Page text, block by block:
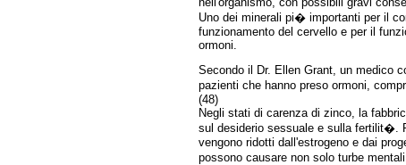
Uno dei minerali pi� importanti per il
funzionamento del cervello e per il
ormoni.
Secondo il Dr. Ellen Grant, un medico
pazienti che hanno preso ormoni,
(48)
Negli stati di carenza di zinco, la
sul desiderio sessuale e sulla fertilit�.
vengono ridotti dall'estrogeno e dai
possono causare non solo turbe